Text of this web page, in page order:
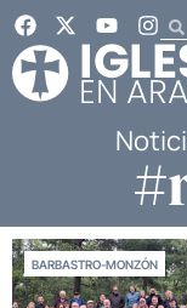
BARBASTRO-MONZÓN